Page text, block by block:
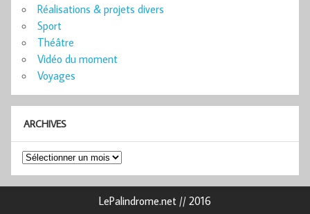
Réalisations & projets divers
Sport
Théâtre
Vidéo du moment
Voyages
ARCHIVES
Archives
LePalindrome.net // 2016